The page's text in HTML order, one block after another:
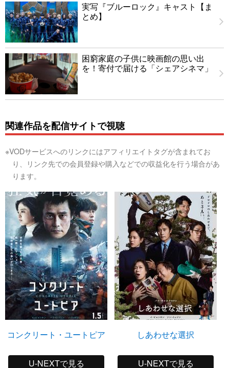
実写『ブルーロック』キャスト【ま
とめ】
困窮家庭の子供に映画館の思い出
を！寄付で届ける「シェアシネマ」
関連作品を配信サイトで視聴
※VODサービスへのリンクにはアフィリエイトタグが含まれてお
り、リンク先での会員登録や購入などでの収益化を行う場合があ
ります。
コンクリート・ユートピア
U-NEXTで見る
しあわせな選択
U-NEXTで見る